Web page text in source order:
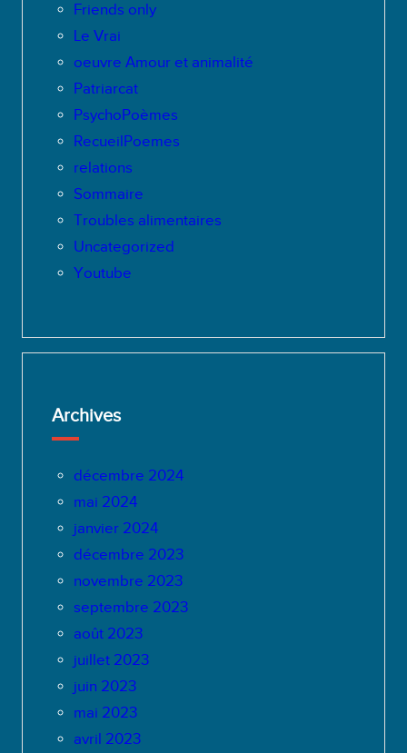
Friends only
Le Vrai
oeuvre Amour et animalité
Patriarcat
PsychoPoèmes
RecueilPoemes
relations
Sommaire
Troubles alimentaires
Uncategorized
Youtube
Archives
décembre 2024
mai 2024
janvier 2024
décembre 2023
novembre 2023
septembre 2023
août 2023
juillet 2023
juin 2023
mai 2023
avril 2023